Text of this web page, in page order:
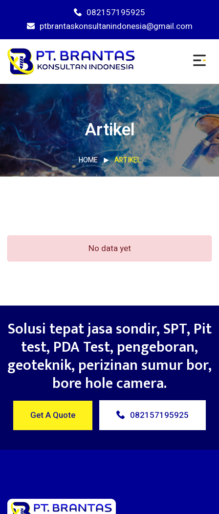
082157195925
ptbrantaskonsultanindonesia@gmail.com
Artikel
HOME ARTIKEL
No data yet
Solusi tepat jasa sondir, SPT, Pit
test, PDA Test, pengeboran,
geoteknik, perizinan sumur bor,
bore hole camera.
Get A Quote 082157195925